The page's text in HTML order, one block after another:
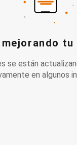
tu
se están
en algunos